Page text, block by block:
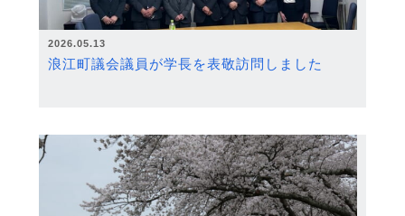
2026.05.13
浪江町議会議員が学長を表敬訪問しました